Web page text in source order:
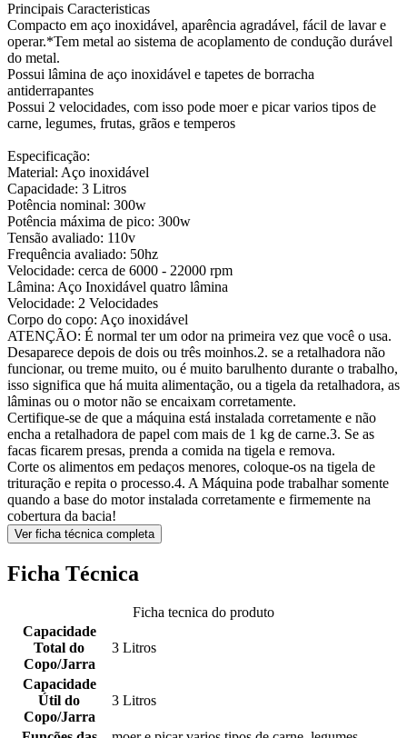
Principais Caracteristicas
Compacto em aço inoxidável, aparência agradável, fácil de lavar e
operar.*Tem metal ao sistema de acoplamento de condução durável
do metal.
Possui lâmina de aço inoxidável e tapetes de borracha
antiderrapantes
Possui 2 velocidades, com isso pode moer e picar varios tipos de
carne, legumes, frutas, grãos e temperos
Especificação:
Material: Aço inoxidável
Capacidade: 3 Litros
Potência nominal: 300w
Potência máxima de pico: 300w
Tensão avaliado: 110v
Frequência avaliado: 50hz
Velocidade: cerca de 6000 - 22000 rpm
Lâmina: Aço Inoxidável quatro lâmina
Velocidade: 2 Velocidades
Corpo do copo: Aço inoxidável
ATENÇÃO: É normal ter um odor na primeira vez que você o usa.
Desaparece depois de dois ou três moinhos.2. se a retalhadora não
funcionar, ou treme muito, ou é muito barulhento durante o trabalho,
isso significa que há muita alimentação, ou a tigela da retalhadora, as
lâminas ou o motor não se encaixam corretamente.
Certifique-se de que a máquina está instalada corretamente e não
encha a retalhadora de papel com mais de 1 kg de carne.3. Se as
facas ficarem presas, prenda a comida na tigela e remova.
Corte os alimentos em pedaços menores, coloque-os na tigela de
trituração e repita o processo.4. A Máquina pode trabalhar somente
quando a base do motor instalada corretamente e firmemente na
cobertura da bacia!
Ver ficha técnica completa
Ficha Técnica
Ficha tecnica do produto
Capacidade
Total do
Copo/Jarra
3 Litros
Capacidade
Útil do
Copo/Jarra
3 Litros